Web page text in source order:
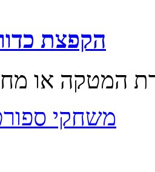
הקפצת
משחקי